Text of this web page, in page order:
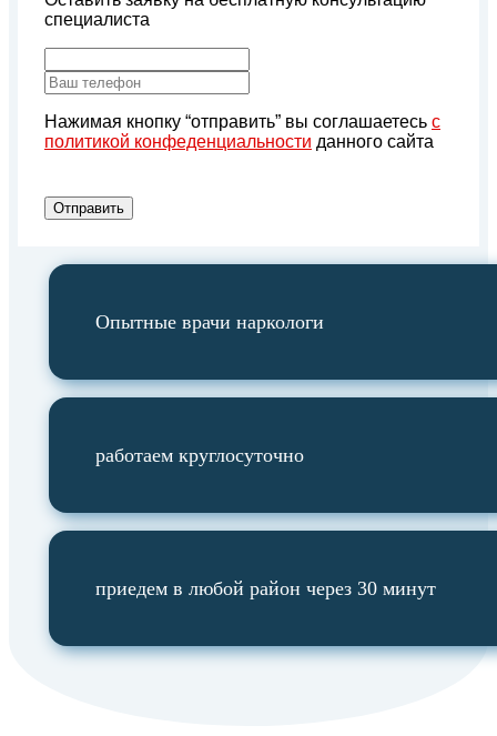
специалиста
Нажимая кнопку “отправить” вы соглашаетесь с
политикой конфеденциальности данного сайта
Отправить
Опытные врачи наркологи
работаем круглосуточно
приедем в любой район через 30 минут